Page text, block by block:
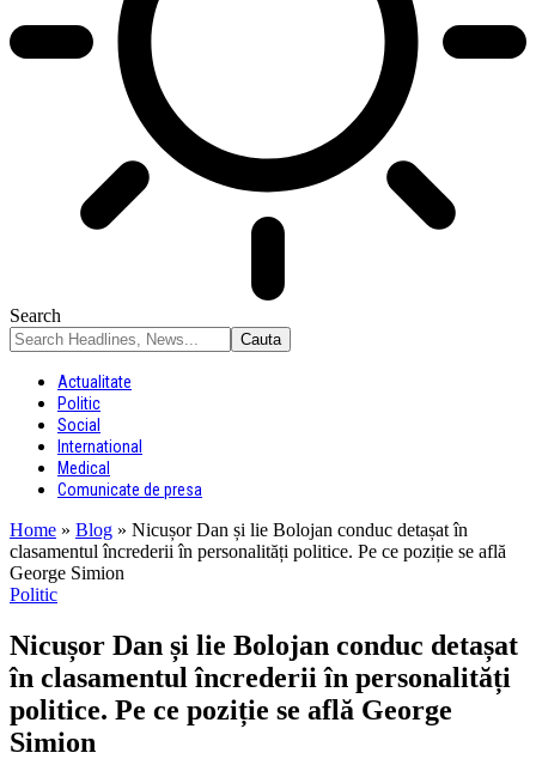
Search
Actualitate
Politic
Social
International
Medical
Comunicate de presa
Home » Blog » Nicușor Dan și lie Bolojan conduc detașat în
clasamentul încrederii în personalități politice. Pe ce poziție se află
George Simion
Politic
Nicușor Dan și lie Bolojan conduc detașat
în clasamentul încrederii în personalități
politice. Pe ce poziție se află George
Simion